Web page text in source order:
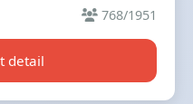
768/1951
detail